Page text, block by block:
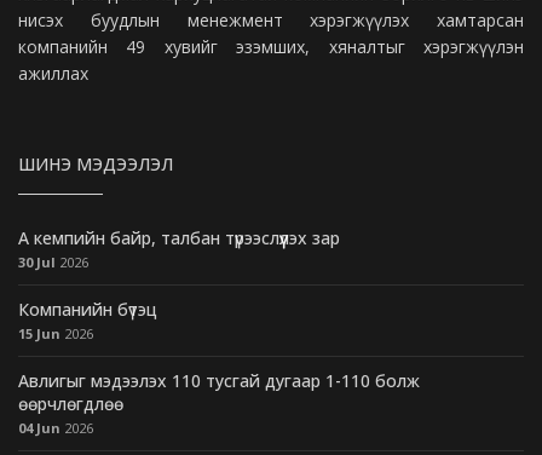
нисэх буудлын менежмент хэрэгжүүлэх хамтарсан
компанийн 49 хувийг эзэмших, хяналтыг хэрэгжүүлэн
ажиллах
ШИНЭ МЭДЭЭЛЭЛ
А кемпийн байр, талбан түрээслүүлэх зар
30 Jul 2026
Компанийн бүтэц
15 Jun 2026
Авлигыг мэдээлэх 110 тусгай дугаар 1-110 болж
өөрчлөгдлөө
04 Jun 2026